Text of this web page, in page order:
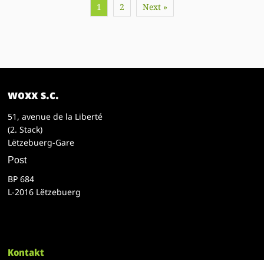
1 2 Next »
woxx s.c.
51, avenue de la Liberté
(2. Stack)
Lëtzebuerg-Gare
Post
BP 684
L-2016 Lëtzebuerg
Kontakt